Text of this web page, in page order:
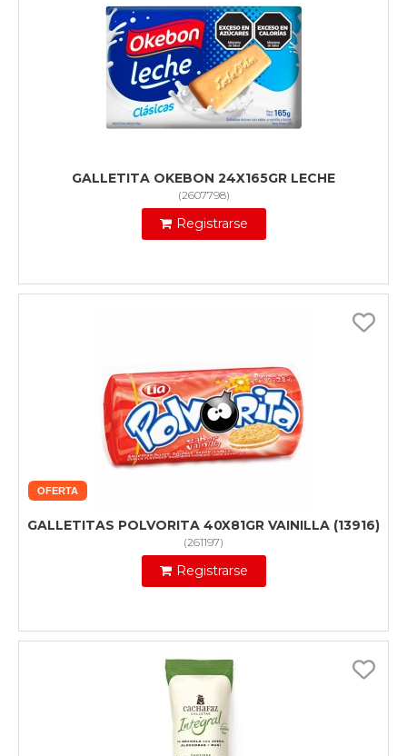
GALLETITA OKEBON 24X165GR LECHE
(2607798)
Registrarse
OFERTA
GALLETITAS POLVORITA 40X81GR VAINILLA (13916)
(261197)
Registrarse